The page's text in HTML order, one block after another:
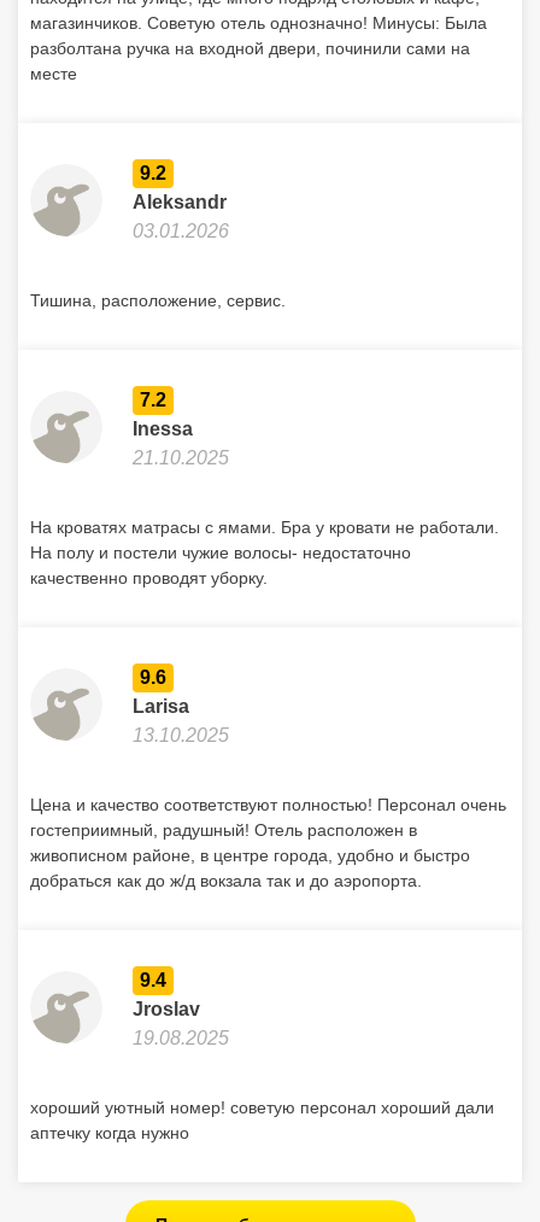
магазинчиков. Советую отель однозначно! Минусы: Была
разболтана ручка на входной двери, починили сами на
месте
9.2
Aleksandr
03.01.2026
Тишина, расположение, сервис.
7.2
Inessa
21.10.2025
На кроватях матрасы с ямами. Бра у кровати не работали.
На полу и постели чужие волосы- недостаточно
качественно проводят уборку.
9.6
Larisa
13.10.2025
Цена и качество соответствуют полностью! Персонал очень
гостеприимный, радушный! Отель расположен в
живописном районе, в центре города, удобно и быстро
добраться как до ж/д вокзала так и до аэропорта.
9.4
Jroslav
19.08.2025
хороший уютный номер! советую персонал хороший дали
аптечку когда нужно